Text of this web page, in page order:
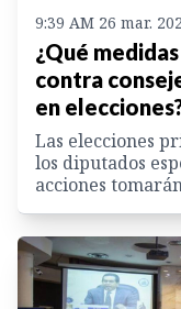
9:39 AM 26 mar.
¿Qué
contra
en
Las elecciones
los diputados
acciones